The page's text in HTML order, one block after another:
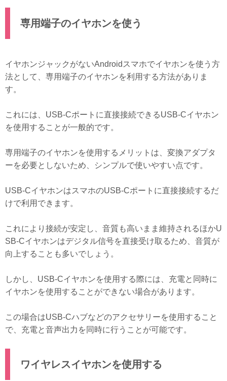
専用端子のイヤホンを使う
イヤホンジャックがないAndroidスマホでイヤホンを使う方
法として、専用端子のイヤホンを利用する方法がありま
す。
これには、USB-Cポートに直接接続できるUSB-Cイヤホン
を使用することが一般的です。
専用端子のイヤホンを使用するメリットは、変換アダプタ
ーを必要としないため、シンプルで使いやすい点です。
USB-CイヤホンはスマホのUSB-Cポートに直接接続するだ
けで利用できます。
これにより接続が安定し、音質も高いまま維持されるほかU
SB-Cイヤホンはデジタル信号を直接受け取るため、音質が
向上することも多いでしょう。
しかし、USB-Cイヤホンを使用する際には、充電と同時に
イヤホンを使用することができない場合があります。
この場合はUSB-Cハブなどのアクセサリーを使用すること
で、充電と音声出力を同時に行うことが可能です。
ワイヤレスイヤホンを使用する